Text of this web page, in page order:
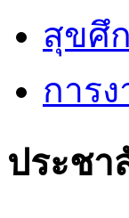
สุขศึ
การ
ประช